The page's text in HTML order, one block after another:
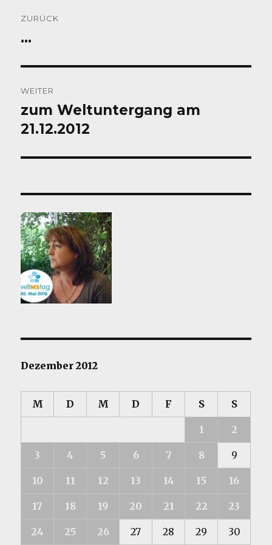
ZURÜCK
Vorheriger
…
WEITER
Nächster
Beitrag:
zum Weltuntergang am
21.12.2012
Dezember 2012
M D M D F S S
1 2
3 4 5 6 7 8 9
10 11 12 13 14 15 16
17 18 19 20 21 22 23
24 25 26 27 28 29 30